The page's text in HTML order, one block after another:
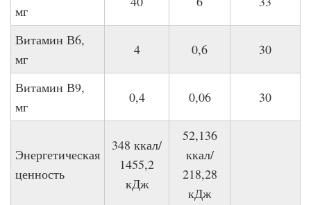
мг
Витамин В6,
мг
4 0,6 30
Витамин В9,
мг
0,4 0,06 30
Энергетическая
ценность
348 ккал/
1455,2
кДж
52,136
ккал/
218,28
кДж